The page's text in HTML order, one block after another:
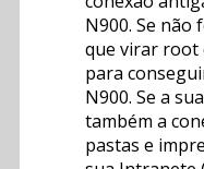
N900. Se não
que virar root
para
N900. Se a
também a
pastas e